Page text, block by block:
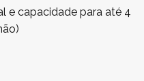
e capacidade para até 4